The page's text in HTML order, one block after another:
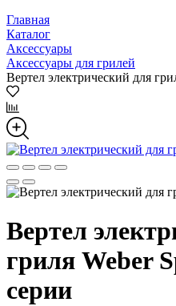
Главная
Каталог
Аксессуары
Аксессуары для грилей
Вертел электрический для
Вертел
гриля Weber
серии